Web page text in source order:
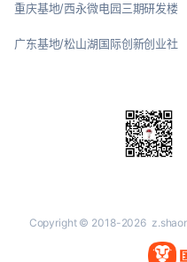
重庆基地/西永微电园三期研发楼
广东基地/松山湖国际创新创业社
Copyright © 2018-2026